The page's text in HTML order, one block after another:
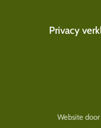
Privacy
Website door